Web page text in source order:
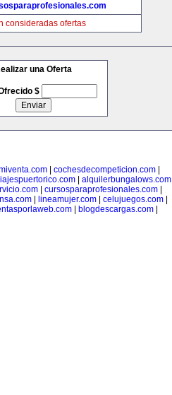
consideradas ofertas
una Oferta
$
| cochesdecompeticion.com|
alquilerbungalows.com
| cursosparaprofesionales.com|
lineamujer.com celujuegos.com
blogdescargas.com